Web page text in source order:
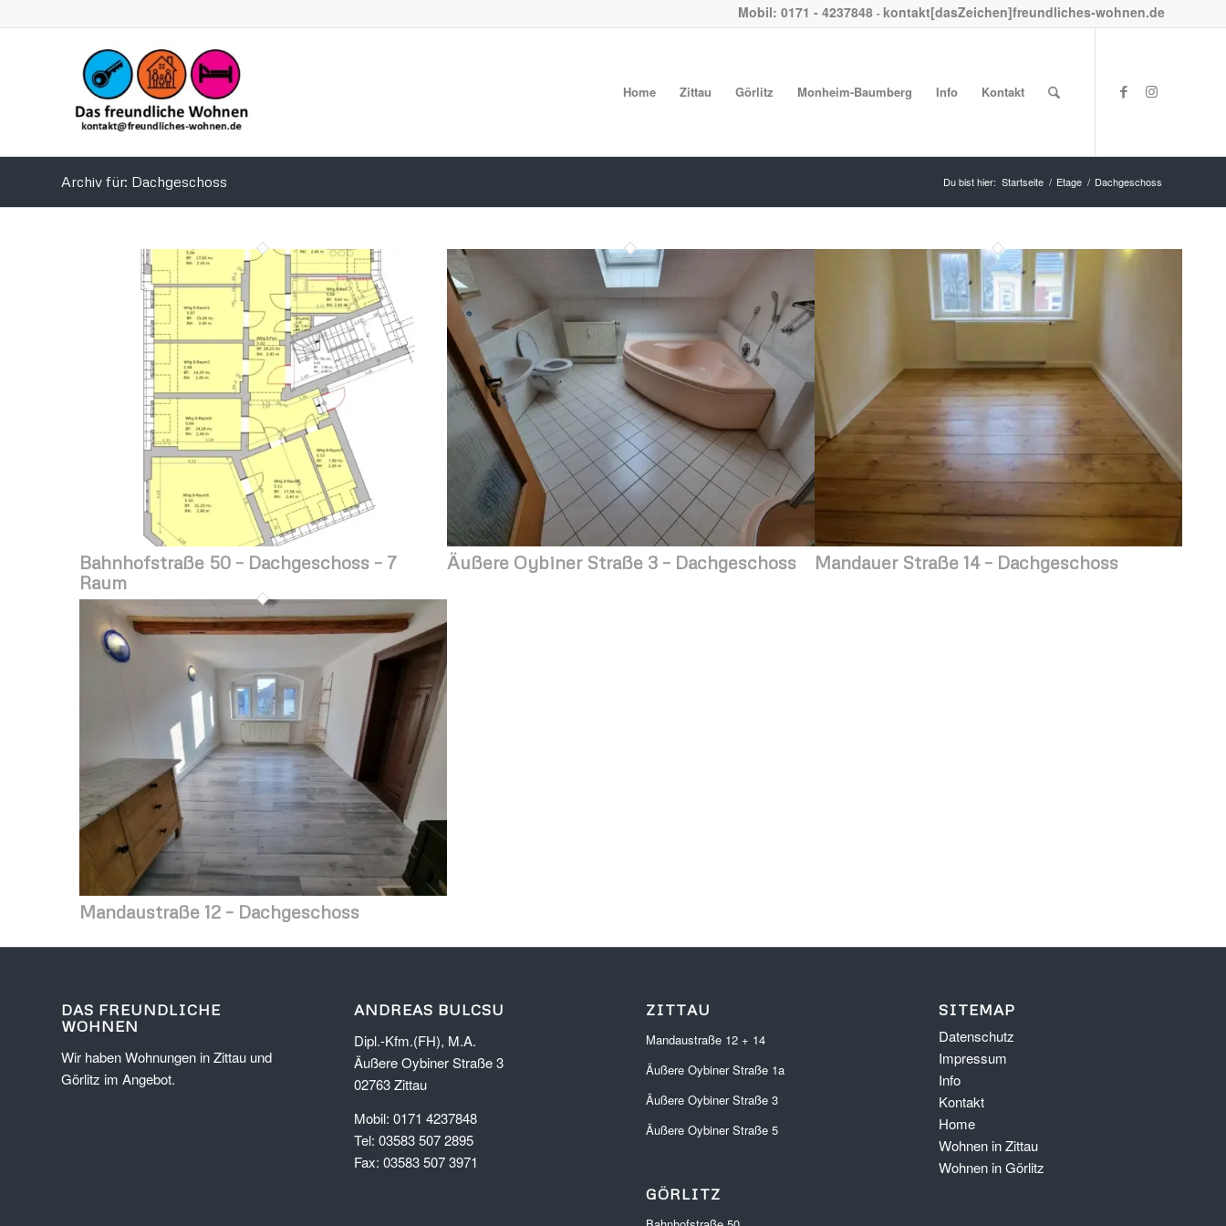
Mobil: 0171 - 4237848 - kontakt[dasZeichen]freundliches-wohnen.de
Home Zittau Görlitz Monheim-Baumberg Info Kontakt
Archiv für: Dachgeschoss Du bist hier: Startseite / Etage / Dachgeschoss
Bahnhofstraße 50 – Dachgeschoss – 7
Raum
Äußere Oybiner Straße 3 – Dachgeschoss Mandauer Straße 14 – Dachgeschoss
Mandaustraße 12 – Dachgeschoss
DAS FREUNDLICHE
WOHNEN
Wir haben Wohnungen in Zittau und
Görlitz im Angebot.
ANDREAS BULCSU
Dipl.-Kfm.(FH), M.A.
Äußere Oybiner Straße 3
02763 Zittau
Mobil: 0171 4237848
Tel: 03583 507 2895
Fax: 03583 507 3971
ZITTAU
Mandaustraße 12 + 14
Äußere Oybiner Straße 1a
Äußere Oybiner Straße 3
Äußere Oybiner Straße 5
GÖRLITZ
SITEMAP
Datenschutz
Impressum
Info
Kontakt
Home
Wohnen in Zittau
Wohnen in Görlitz